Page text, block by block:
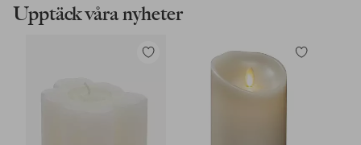
Upptäck våra nyheter
Lägg
Lägg